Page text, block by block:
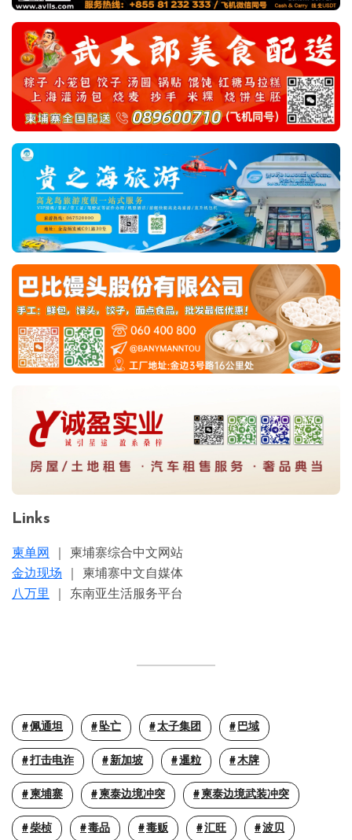
Links
柬单网
｜ 柬埔寨综合中文网站
金边现场 ｜ 柬埔寨中文自媒体
八万里 ｜ 东南亚生活服务平台
佩通坦 坠亡 太子集团 巴域
打击电诈 新加坡 暹粒 木牌
柬埔寨 柬泰边境冲突 柬泰边境武装冲突
柴桢 毒品 毒贩 汇旺 波贝